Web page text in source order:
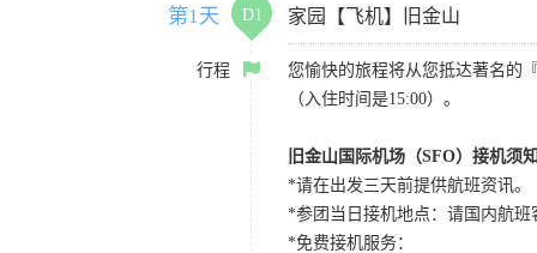
第1天 D1 家园【飞机】旧金山
行程
您愉快的旅程将从您抵达著名的
（入住时间是15:00）。
旧金山国际机场（SFO）接机须
*请在出发三天前提供航班资讯。
*参团当日接机地点：请国内航班
*免费接机服务：